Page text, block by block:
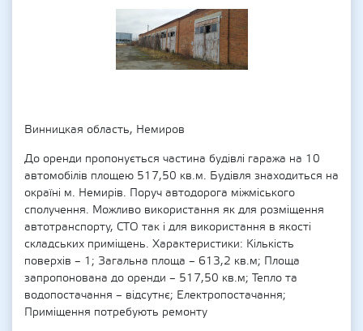
Винницкая область, Немиров
До оренди пропонується частина будівлі гаража на 10
автомобілів площею 517,50 кв.м. Будівля знаходиться на
окраїні м. Немирів. Поруч автодорога міжміського
сполучення. Можливо використання як для розміщення
автотранспорту, СТО так і для використання в якості
складських приміщень. Характеристики: Кількість
поверхів – 1; Загальна площа – 613,2 кв.м; Площа
запропонована до оренди – 517,50 кв.м; Тепло та
водопостачання – відсутнє; Електропостачання;
Приміщення потребують ремонту